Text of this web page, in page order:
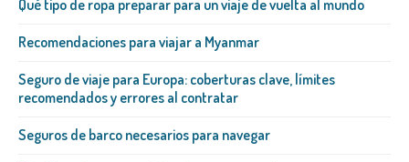
Qué tipo de ropa preparar para un viaje de vuelta al mundo
Recomendaciones para viajar a Myanmar
Seguro de viaje para Europa: coberturas clave, límites
recomendados y errores al contratar
Seguros de barco necesarios para navegar